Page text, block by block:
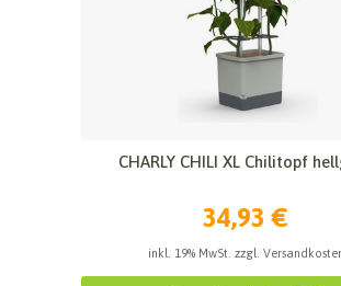
CHARLY CHILI XL Chilitopf
34,93 €
inkl. 19% MwSt. zzgl.